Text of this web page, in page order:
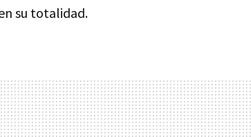
su totalidad.